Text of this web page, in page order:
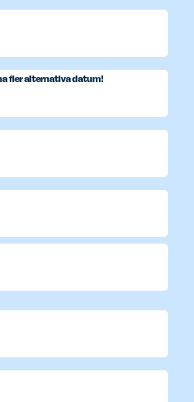
fler alternativa datum!